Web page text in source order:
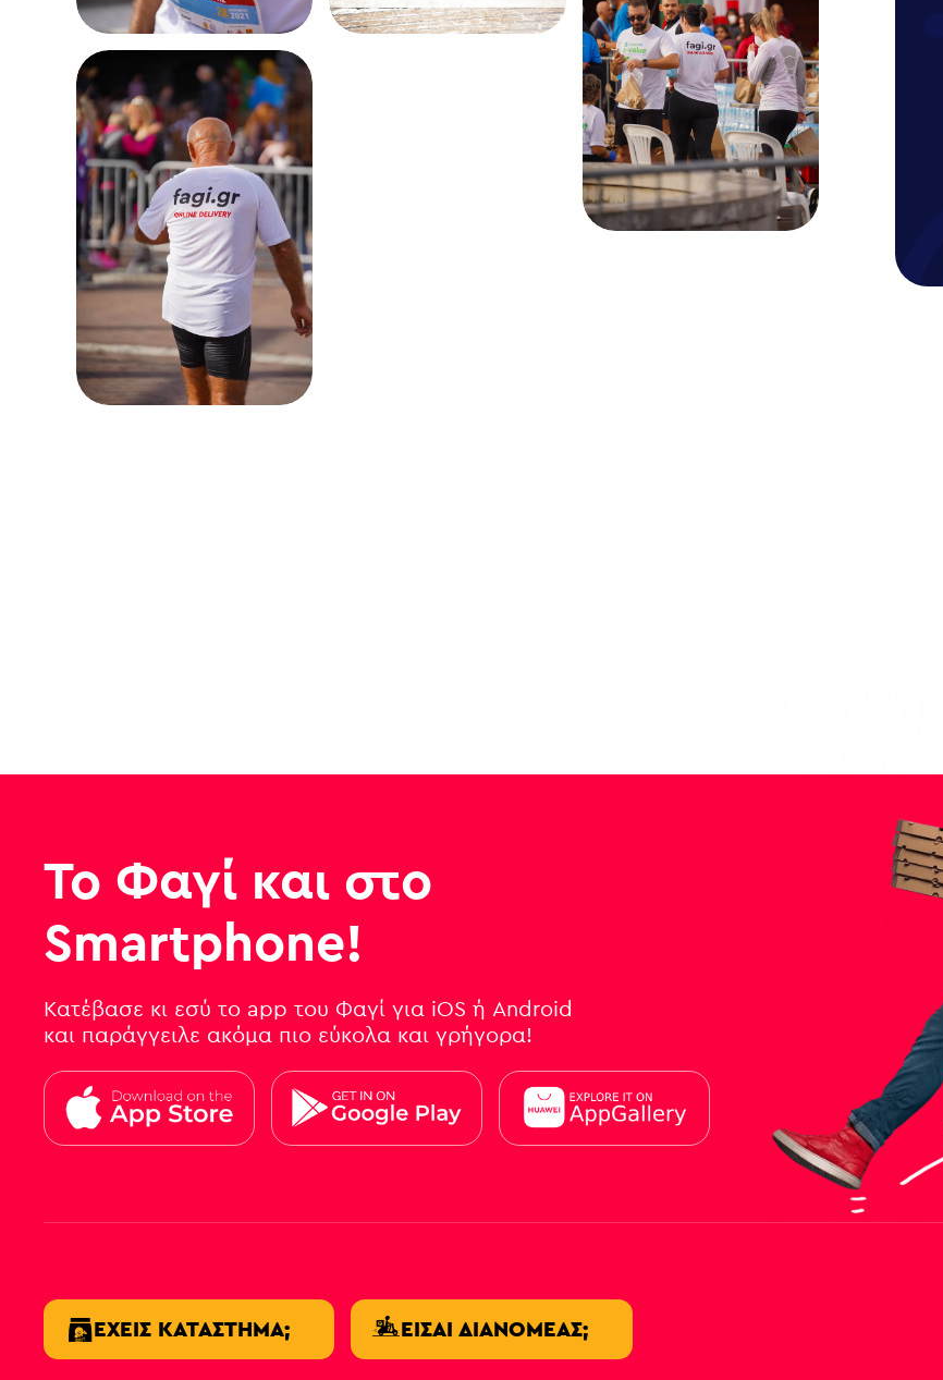
Το Φαγί και στο
Smartphone!
Κατέβασε κι εσύ το app του Φαγί για iOS ή Android
και παράγγειλε ακόμα πιο εύκολα και γρήγορα!
ΈΧΕΙΣ ΚΑΤΆΣΤΗΜΑ; ΕΊΣΑΙ ΔΙΑΝΟΜΈΑΣ;